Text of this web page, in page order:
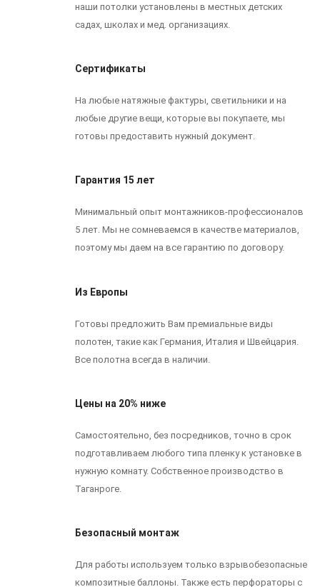
наши потолки установлены в местных детских
садах, школах и мед. организациях.
Сертификаты
На любые натяжные фактуры, светильники и на
любые другие вещи, которые вы покупаете, мы
готовы предоставить нужный документ.
Гарантия 15 лет
Минимальный опыт монтажников-профессионалов
5 лет. Мы не сомневаемся в качестве материалов,
поэтому мы даем на все гарантию по договору.
Из Европы
Готовы предложить Вам премиальные виды
полотен, такие как Германия, Италия и Швейцария.
Все полотна всегда в наличии.
Цены на 20% ниже
Самостоятельно, без посредников, точно в срок
подготавливаем любого типа пленку к установке в
нужную комнату. Собственное производство в
Таганроге.
Безопасный монтаж
Для работы используем только взрывобезопасные
композитные баллоны. Также есть перфораторы с